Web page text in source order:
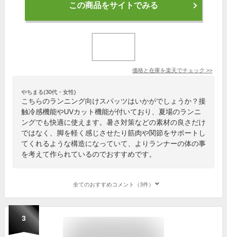
この商品をサイトでみる
価格と在庫を楽天でチェック >>
やちまる(30代・女性)
こちらのランニング向けスパッツはいかがでしょうか？接
触冷感機能やUVカット機能が付いており、夏場のランニ
ングでも快適に使えます。暑さ対策などの素材の良さだけ
ではなく、脚を軽く感じさせたり筋肉や関節をサポートし
てくれるような構造になっていて、よりランナーの体の事
を考えて作られているのでおすすめです。
全てのおすすめコメント（3件）
3